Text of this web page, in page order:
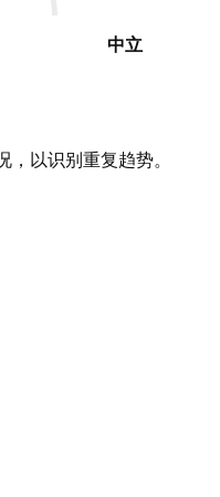
中立
以识别重复趋势。